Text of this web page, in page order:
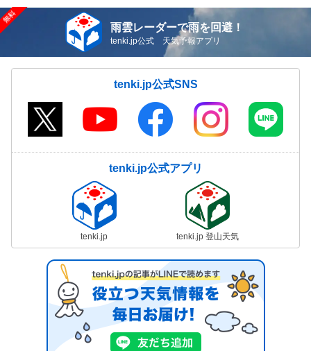
雨雲レーダーで雨を回避！
tenki.jp公式 天気予報アプリ
tenki.jp公式SNS
tenki.jp公式アプリ
tenki.jp tenki.jp 登山天気